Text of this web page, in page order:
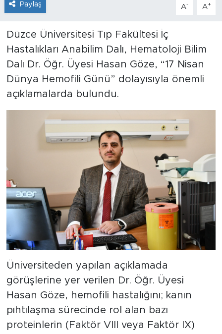
Paylaş A- A+
Düzce Üniversitesi Tıp Fakültesi İç
Hastalıkları Anabilim Dalı, Hematoloji Bilim
Dalı Dr. Öğr. Üyesi Hasan Göze, “17 Nisan
Dünya Hemofili Günü” dolayısıyla önemli
açıklamalarda bulundu.
Üniversiteden yapılan açıklamada
görüşlerine yer verilen Dr. Öğr. Üyesi
Hasan Göze, hemofili hastalığını; kanın
pıhtılaşma sürecinde rol alan bazı
proteinlerin (Faktör VIII veya Faktör IX)